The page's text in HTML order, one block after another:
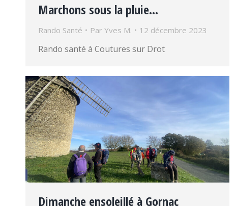
Marchons sous la pluie…
Rando Santé Par Yves M. 12 décembre 2023
Rando santé à Coutures sur Drot
Dimanche ensoleillé à Gornac